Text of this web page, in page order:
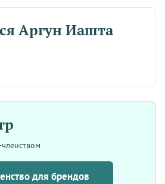
Аргун Иашта
для брендов